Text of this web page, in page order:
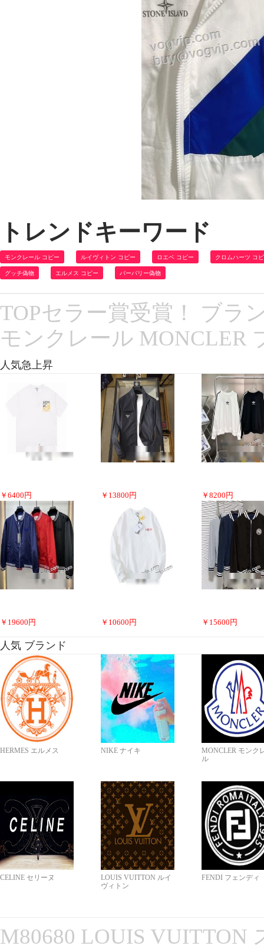
トレンドキーワード
モンクレール コピー ルイヴィトン コピー ロエベ コピー クロムハーツ コ
グッチ偽物 エルメス コピー バーバリー偽物
TOPセラー賞受賞！ ブラ
モンクレール MONCLER
人気急上昇
￥ 6400 円 ￥ 13800 円 ￥ 8200 円
￥ 19600 円 ￥ 10600 円 ￥ 15600 円
人気 ブランド
HERMES エルメス NIKE ナイキ
MONCLER モンク
ル
CELINE セリーヌ
LOUIS VUITTON ルイ
ヴィトン
FENDI フェンディ
M80680 LOUIS VUITTON